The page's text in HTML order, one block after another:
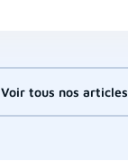
Voir tous nos articles